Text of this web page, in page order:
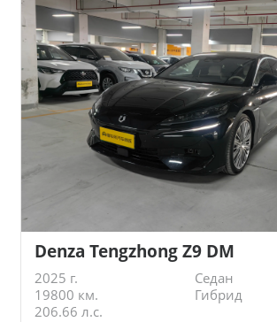
Denza Tengzhong Z9 DM
2025 г.
Седан
19800 км.
Гибрид
206.66 л.с.